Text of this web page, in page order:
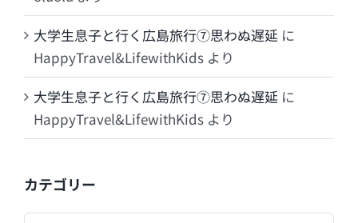
大学生息子と行く広島旅行⑦思わぬ遅延 に
HappyTravel&LifewithKids より
大学生息子と行く広島旅行⑦思わぬ遅延 に
HappyTravel&LifewithKids より
カテゴリー